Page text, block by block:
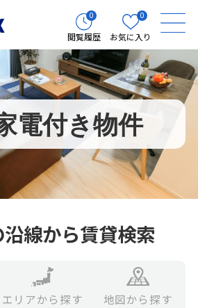
0
閲覧履歴
0
お気に入り
電付き物件
線から賃貸検索
エリアから探す 地図から探す